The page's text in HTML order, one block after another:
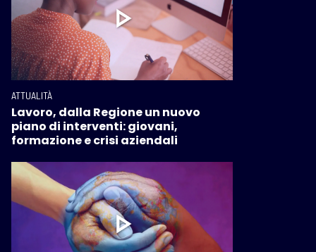
ATTUALITÀ
Lavoro, dalla Regione un nuovo
piano di interventi: giovani,
formazione e crisi aziendali